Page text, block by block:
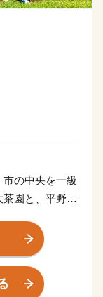
の中央を一級
園と、平野部
な未来 菊川
沢な自然環境
」、市民が満